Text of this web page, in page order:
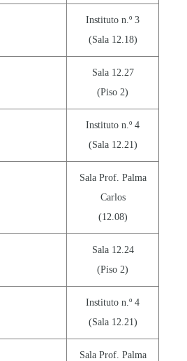
Instituto n.º 3
(Sala 12.18)
Sala 12.27
(Piso 2)
Instituto n.º 4
(Sala 12.21)
Sala Prof. Palma
Carlos
(12.08)
Sala 12.24
(Piso 2)
Instituto n.º 4
(Sala 12.21)
Sala Prof. Palma